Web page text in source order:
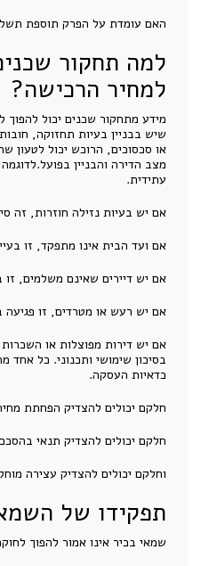
האם עומדת על הפרק תוספת
למה תחקור
למחיר הרכישה?
מידע מתחקור שכנים יכול
שיש בבניין בעיות תחזוקה,
או סכסוכים, הרוכש יכול לטעון
מצב הדירה והבניין
עתידית.
אם יש בעיות נזילה חוזרות, זה
אם ועד הבית אינו מתפקד, זו
אם יש דיירים שאינם משלמים, זו
אם יש רעש או מטרדים, זו פגיעה
אם יש דירות מפוצלות או
בסיכון שימושי ותכנוני. כל
כדאיות העסקה.
חלקם יכולים להצדיק הפחתת
חלקם יכולים להצדיק תנאי
וחלקם יכולים להצדיק עצירה
תפקידו של
שמאי בכיר אינו אמור להפוך